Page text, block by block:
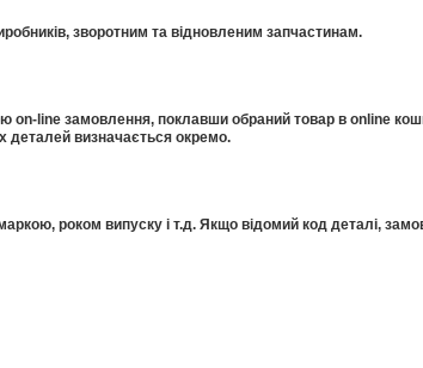
зворотним та відновленим запчастинам.
line замовлення, поклавши обраний товар в online
деталей визначається окремо.
роком випуску і т.д. Якщо відомий код деталі,